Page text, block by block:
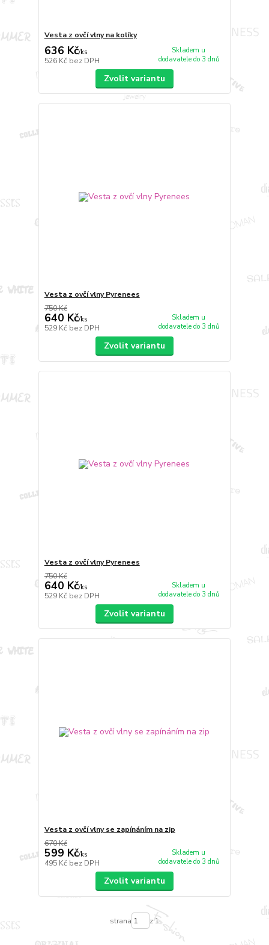
Vesta z ovčí vlny na kolíky
636 Kč/ks
526 Kč bez DPH
Skladem u
dodavatele do 3 dnů
Zvolit variantu
Vesta z ovčí vlny Pyrenees
750 Kč
640 Kč/ks
529 Kč bez DPH
Skladem u
dodavatele do 3 dnů
Zvolit variantu
Vesta z ovčí vlny Pyrenees
750 Kč
640 Kč/ks
529 Kč bez DPH
Skladem u
dodavatele do 3 dnů
Zvolit variantu
Vesta z ovčí vlny se zapínáním na zip
670 Kč
599 Kč/ks
495 Kč bez DPH
Skladem u
dodavatele do 3 dnů
Zvolit variantu
strana z 1